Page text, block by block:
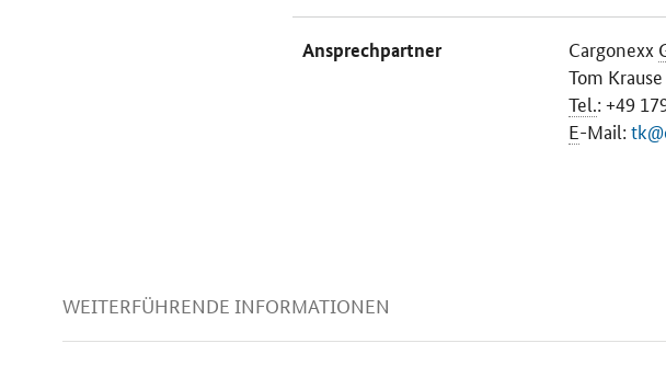
Ansprechpartner Cargonexx
Tom Krause
Tel.: +49
E-Mail:
WEITERFÜHRENDE INFORMATIONEN